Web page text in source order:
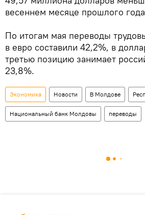
весеннем месяце прошлого
По итогам мая переводы
в евро составили 42,2%, в
третью позицию занимает
23,8%.
Экономика Новости В Молдове
Национальный банк Молдовы переводы